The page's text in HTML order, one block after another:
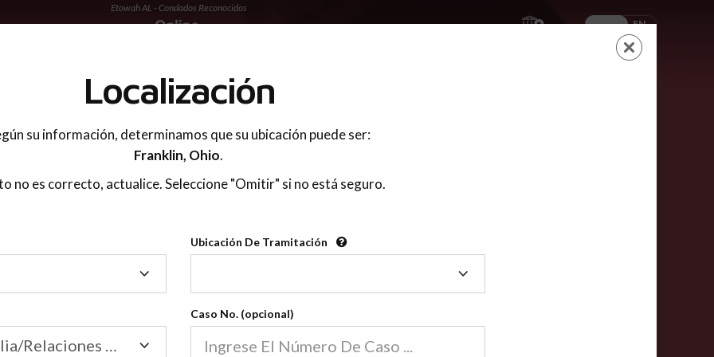
Etowah AL - Condados Reconocidos
ES EN
LOGIN
Condados Reconocidos
2600
Condados
Nuestras clases de crianza compartida en línea están acreditadas en más de
2600 condados.
Las clases para padres en línea cumplen la mayoría de las normas nacionales
Localización
su información, determinamos que su ubicación puede ser:
Franklin, Ohio.
no es correcto, actualice. Seleccione "Omitir" si no está seguro.
Ubicación De Tramitación
Tramitación
Tribunal de Familia/Relaciones Domésticas
Caso No. (opcional)